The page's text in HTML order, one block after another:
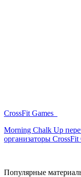
CrossFit Games
Morning Chalk Up
организаторы
Популярные